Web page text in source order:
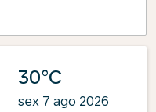
30°C
sex 7 ago 2026